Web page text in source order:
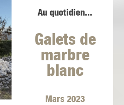
Au quotidien...
Galets de
marbre
blanc
Mars 2023